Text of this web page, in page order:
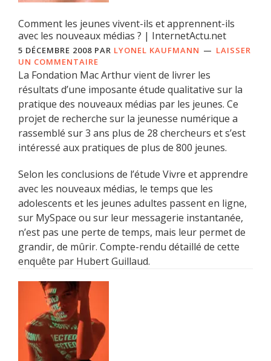
Comment les jeunes vivent-ils et apprennent-ils
avec les nouveaux médias ? | InternetActu.net
5 DÉCEMBRE 2008 PAR LYONEL KAUFMANN
LAISSER
UN COMMENTAIRE
La Fondation Mac Arthur vient de livrer les
résultats d’une imposante étude qualitative sur la
pratique des nouveaux médias par les jeunes. Ce
projet de recherche sur la jeunesse numérique a
rassemblé sur 3 ans plus de 28 chercheurs et s’est
intéressé aux pratiques de plus de 800 jeunes.
Selon les conclusions de l’étude Vivre et apprendre
avec les nouveaux médias, le temps que les
adolescents et les jeunes adultes passent en ligne,
sur MySpace ou sur leur messagerie instantanée,
n’est pas une perte de temps, mais leur permet de
grandir, de mûrir. Compte-rendu détaillé de cette
enquête par Hubert Guillaud.